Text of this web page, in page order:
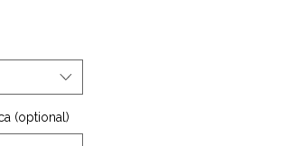
(optional)